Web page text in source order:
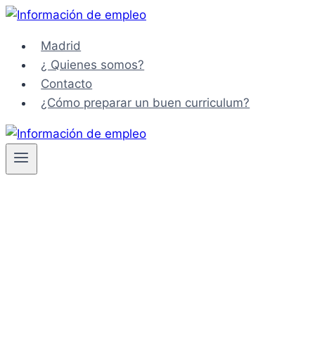
Saltar
contenidoMadrid
¿ Quienes somos?
Contacto
¿Cómo preparar un buen curriculum?